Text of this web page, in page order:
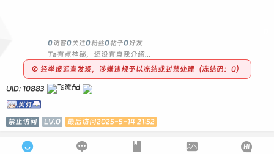
0 访客0 关注0粉丝0 帖子0 好友
Ta有点神秘，还没有自我介绍...
🚫 经举报巡查发现，涉嫌违规予以冻结或封禁处理（冻结码：0）
UID: 10883
禁止访问 LV.0 最后访问2025-5-14 21:52
    